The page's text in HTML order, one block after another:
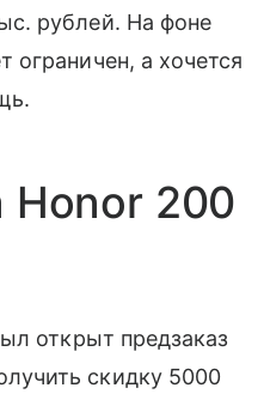
рублей. На фоне
ограничен, а хочется
Honor 200
открыт предзаказ
скидку 5000